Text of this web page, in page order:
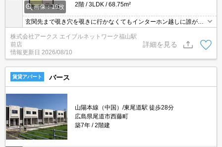
画像：19枚
2階
3LDK 68.75m²
玄関先まで覗き穴を覗きに行かなくてもインターホン越しに誰が来
などがついているのでスムーズに身支度を整えられます。収納はシ
ューズボックス・クロゼットなどが備え付けられているので、衣類
や日用品の収納に重宝します。駐車場がある物件です。現在空きが
あります。
株式会社アークス エイブルネットワーク福山駅
前店
情報更新日 2026/08/10
詳細を見る
賃貸アパート バース
山陽本線（中国）/東尾道駅 徒歩28分
広島県尾道市西藤町
築7年
2階建